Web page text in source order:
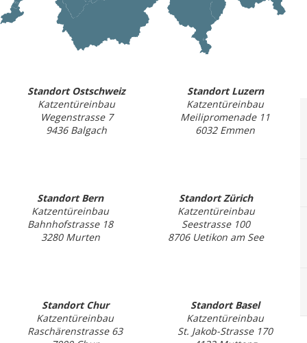
Standort Ostschweiz
Katzentüreinbau
Wegenstrasse 7
9436 Balgach
Standort Luzern
Katzentüreinbau
Meilipromenade 11
6032 Emmen
Standort Bern
Katzentüreinbau
Bahnhofstrasse 18
3280 Murten
Standort Zürich
Katzentüreinbau
Seestrasse 100
8706 Uetikon am See
Standort Chur
Katzentüreinbau
Raschärenstrasse 63
Standort Basel
Katzentüreinbau
St. Jakob-Strasse 170